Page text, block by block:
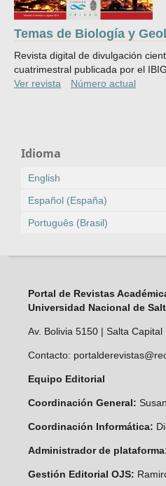
Temas de Biología y
Revista digital de divulgación
cuatrimestral publicada por el
Ver revista
Número actual
Idioma
English
Español (España)
Português (Brasil)
Portal de Revistas
Universidad Nacional de
Av. Bolivia 5150 | Salta Capital
Contacto:
Equipo Editorial
Coordinación General:
Coordinación Informática:
Administrador de
Gestión Editorial OJS: